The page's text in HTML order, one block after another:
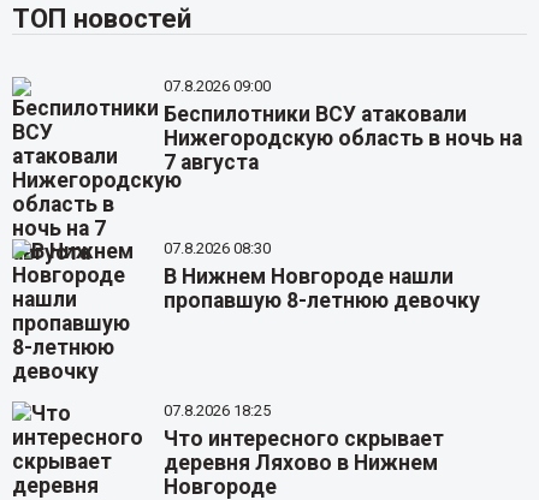
ТОП новостей
07.8.2026 09:00
Беспилотники ВСУ атаковали
Нижегородскую область в ночь на
7 августа
07.8.2026 08:30
В Нижнем Новгороде нашли
пропавшую 8-летнюю девочку
07.8.2026 18:25
Что интересного скрывает
деревня Ляхово в Нижнем
Новгороде